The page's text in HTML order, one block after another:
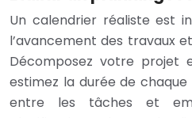
Un calendrier réaliste est
l’avancement des travaux
Décomposez votre projet
estimez la durée de
entre les tâches et